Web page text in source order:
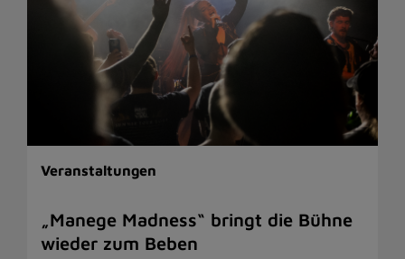
Veranstaltungen
„Manege Madness“ bringt die Bühne
wieder zum Beben